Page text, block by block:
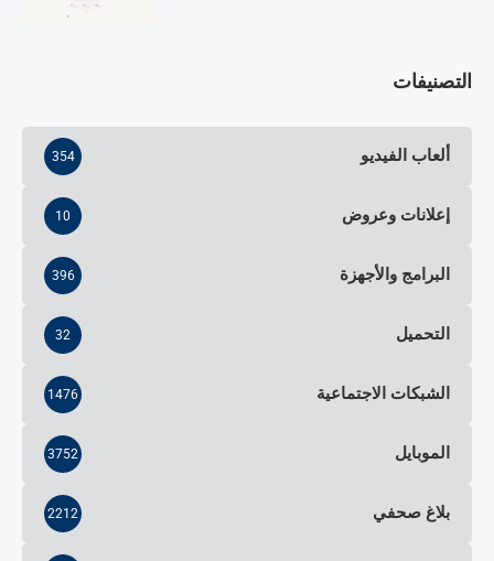
التصنيفات
ألعاب الفيديو 354
إعلانات وعروض 10
البرامج والأجهزة 396
التحميل 32
الشبكات الاجتماعية 1476
الموبايل 3752
بلاغ صحفي 2212